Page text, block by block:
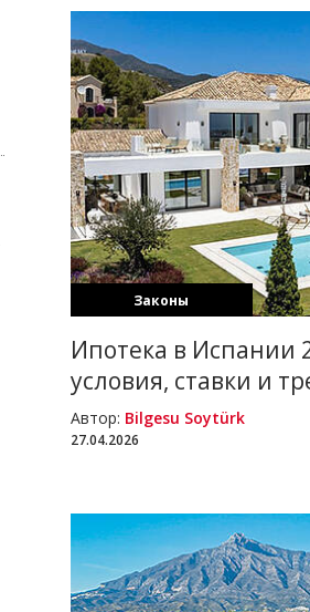
Законы
Ипотека в Испании
условия, ставки и
Автор: Bilgesu Soytürk
27.04.2026